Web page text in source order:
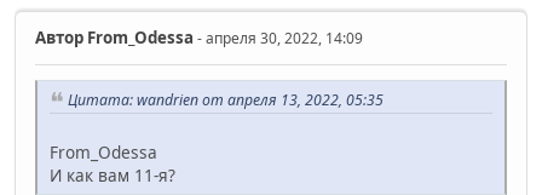
Автор From_Odessa - апреля 30, 2022, 14:09
Цитата: wandrien от апреля 13, 2022, 05:35
From_Odessa
И как вам 11-я?